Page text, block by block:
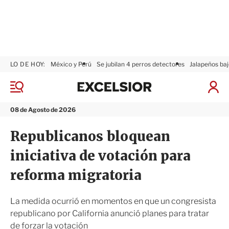
M
n
08 de Agosto de 2026
LO DE HOY: México y Perú Se jubilan 4 perros detectores Jalapeños
I
ó
n
x
i
r
Republicanos bloquean
iniciativa de votación para
reforma migratoria
La medida ocurrió en momentos en que un congresista
republicano por California anunció planes para tratar
de forzar la votación